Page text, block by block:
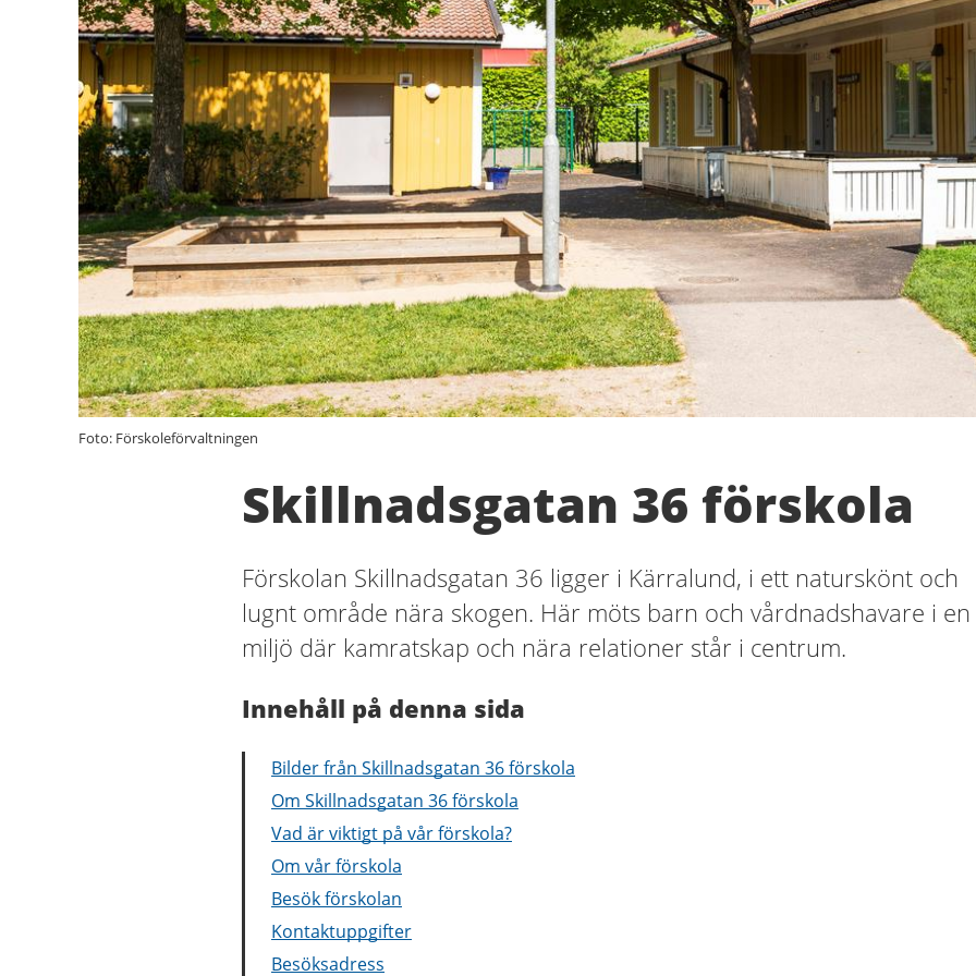
Foto: Förskoleförvaltningen
Skillnadsgatan 36 förskola
Förskolan Skillnadsgatan 36 ligger i Kärralund, i ett naturskönt och
lugnt område nära skogen. Här möts barn och vårdnadshavare i en
miljö där kamratskap och nära relationer står i centrum.
Innehåll på denna sida
Bilder från Skillnadsgatan 36 förskola
Om Skillnadsgatan 36 förskola
Vad är viktigt på vår förskola?
Om vår förskola
Besök förskolan
Kontaktuppgifter
Besöksadress